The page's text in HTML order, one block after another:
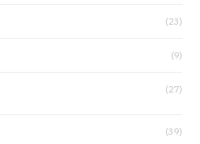
(23)
(9)
(27)
(39)